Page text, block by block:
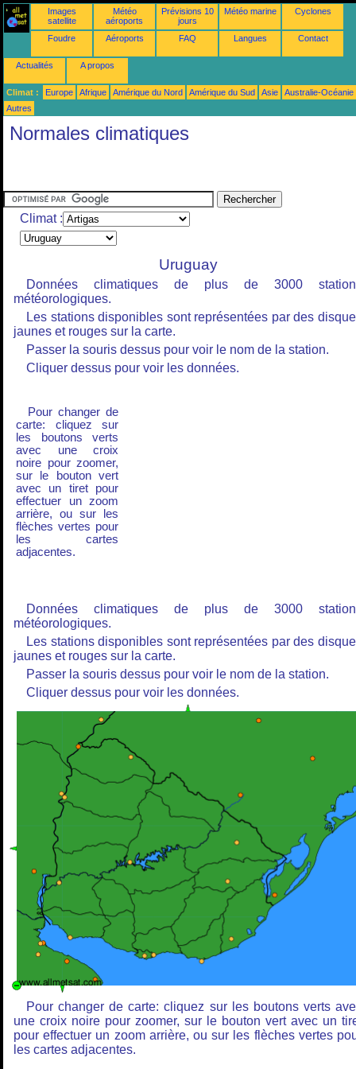
Images
satellite
Météo
aéroports
Prévisions 10
jours
Météo marine Cyclones
Foudre Aéroports FAQ Langues Contact
Actualités A propos
Climat : Europe Afrique Amérique du Nord Amérique du Sud Asie
Australie-Océanie
Autres
Normales climatiques
Climat :
Uruguay
Données climatiques de plus de 3000
météorologiques.
Les stations disponibles sont représentées par des
jaunes et rouges sur la carte.
Passer la souris dessus pour voir le nom de la station.
Cliquer dessus pour voir les données.
Pour changer de
carte: cliquez sur
les boutons verts
avec une croix
noire pour zoomer,
sur le bouton vert
avec un tiret pour
effectuer un zoom
arrière, ou sur les
flèches vertes pour
les cartes
adjacentes.
Données climatiques de plus de 3000
météorologiques.
Les stations disponibles sont représentées par des
jaunes et rouges sur la carte.
Passer la souris dessus pour voir le nom de la station.
Cliquer dessus pour voir les données.
Pour changer de carte: cliquez sur les boutons verts
une croix noire pour zoomer, sur le bouton vert avec un
pour effectuer un zoom arrière, ou sur les flèches vertes
les cartes adjacentes.